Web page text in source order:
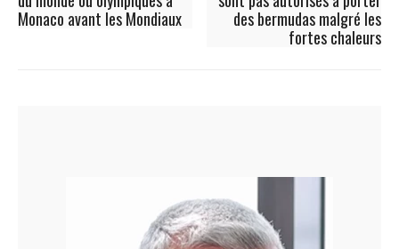
Monaco avant les Mondiaux
des bermudas malgré les
fortes chaleurs